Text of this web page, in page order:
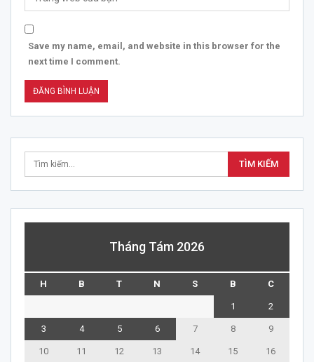
Save my name, email, and website in this browser for the
next time I comment.
Tháng Tám 2026
H B T N S B C
1 2
3 4 5 6 7 8 9
10 11 12 13 14 15 16